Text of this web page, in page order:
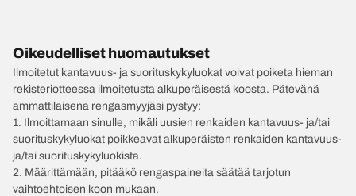
Oikeudelliset huomautukset
Ilmoitetut kantavuus- ja suorituskykyluokat voivat poiketa hieman
rekisteriotteessa ilmoitetusta alkuperäisestä koosta. Pätevänä
ammattilaisena rengasmyyjäsi pystyy:
1. Ilmoittamaan sinulle, mikäli uusien renkaiden kantavuus- ja/tai
suorituskykyluokat poikkeavat alkuperäisten renkaiden kantavuus-
ja/tai suorituskykyluokista.
2. Määrittämään, pitääkö rengaspaineita säätää tarjotun
vaihtoehtoisen koon mukaan.